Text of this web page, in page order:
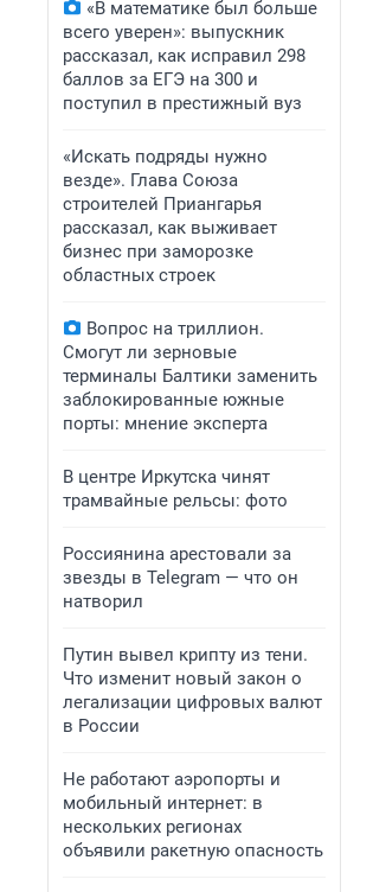
«В математике был больше
всего уверен»: выпускник
рассказал, как исправил 298
баллов за ЕГЭ на 300 и
поступил в престижный вуз
«Искать подряды нужно
везде». Глава Союза
строителей Приангарья
рассказал, как выживает
бизнес при заморозке
областных строек
Вопрос на триллион.
Смогут ли зерновые
терминалы Балтики заменить
заблокированные южные
порты: мнение эксперта
В центре Иркутска чинят
трамвайные рельсы: фото
Россиянина арестовали за
звезды в Telegram — что он
натворил
Путин вывел крипту из тени.
Что изменит новый закон о
легализации цифровых валют
в России
Не работают аэропорты и
мобильный интернет: в
нескольких регионах
объявили ракетную опасность